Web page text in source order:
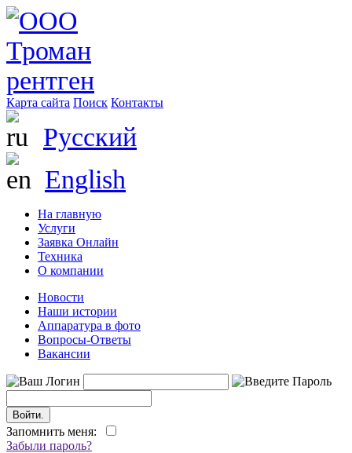
Карта сайта Поиск Контакты
Русский
English
На главную
Услуги
Заявка Онлайн
Техника
О компании
Новости
Наши истории
Аппаратура в фото
Вопросы-Ответы
Вакансии
Запомнить меня:
Забыли пароль?